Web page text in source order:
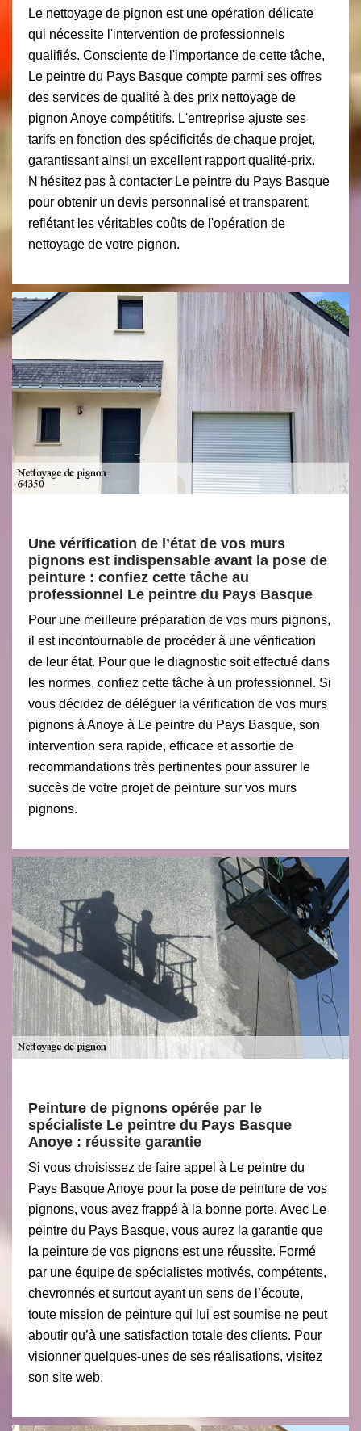
Le nettoyage de pignon est une opération délicate
qui nécessite l'intervention de professionnels
qualifiés. Consciente de l'importance de cette tâche,
Le peintre du Pays Basque compte parmi ses offres
des services de qualité à des prix nettoyage de
pignon Anoye compétitifs. L'entreprise ajuste ses
tarifs en fonction des spécificités de chaque projet,
garantissant ainsi un excellent rapport qualité-prix.
N'hésitez pas à contacter Le peintre du Pays Basque
pour obtenir un devis personnalisé et transparent,
reflétant les véritables coûts de l'opération de
nettoyage de votre pignon.
Une vérification de l’état de vos murs
pignons est indispensable avant la pose de
peinture : confiez cette tâche au
professionnel Le peintre du Pays Basque
Pour une meilleure préparation de vos murs pignons,
il est incontournable de procéder à une vérification
de leur état. Pour que le diagnostic soit effectué dans
les normes, confiez cette tâche à un professionnel. Si
vous décidez de déléguer la vérification de vos murs
pignons à Anoye à Le peintre du Pays Basque, son
intervention sera rapide, efficace et assortie de
recommandations très pertinentes pour assurer le
succès de votre projet de peinture sur vos murs
pignons.
Peinture de pignons opérée par le
spécialiste Le peintre du Pays Basque
Anoye : réussite garantie
Si vous choisissez de faire appel à Le peintre du
Pays Basque Anoye pour la pose de peinture de vos
pignons, vous avez frappé à la bonne porte. Avec Le
peintre du Pays Basque, vous aurez la garantie que
la peinture de vos pignons est une réussite. Formé
par une équipe de spécialistes motivés, compétents,
chevronnés et surtout ayant un sens de l’écoute,
toute mission de peinture qui lui est soumise ne peut
aboutir qu’à une satisfaction totale des clients. Pour
visionner quelques-unes de ses réalisations, visitez
son site web.